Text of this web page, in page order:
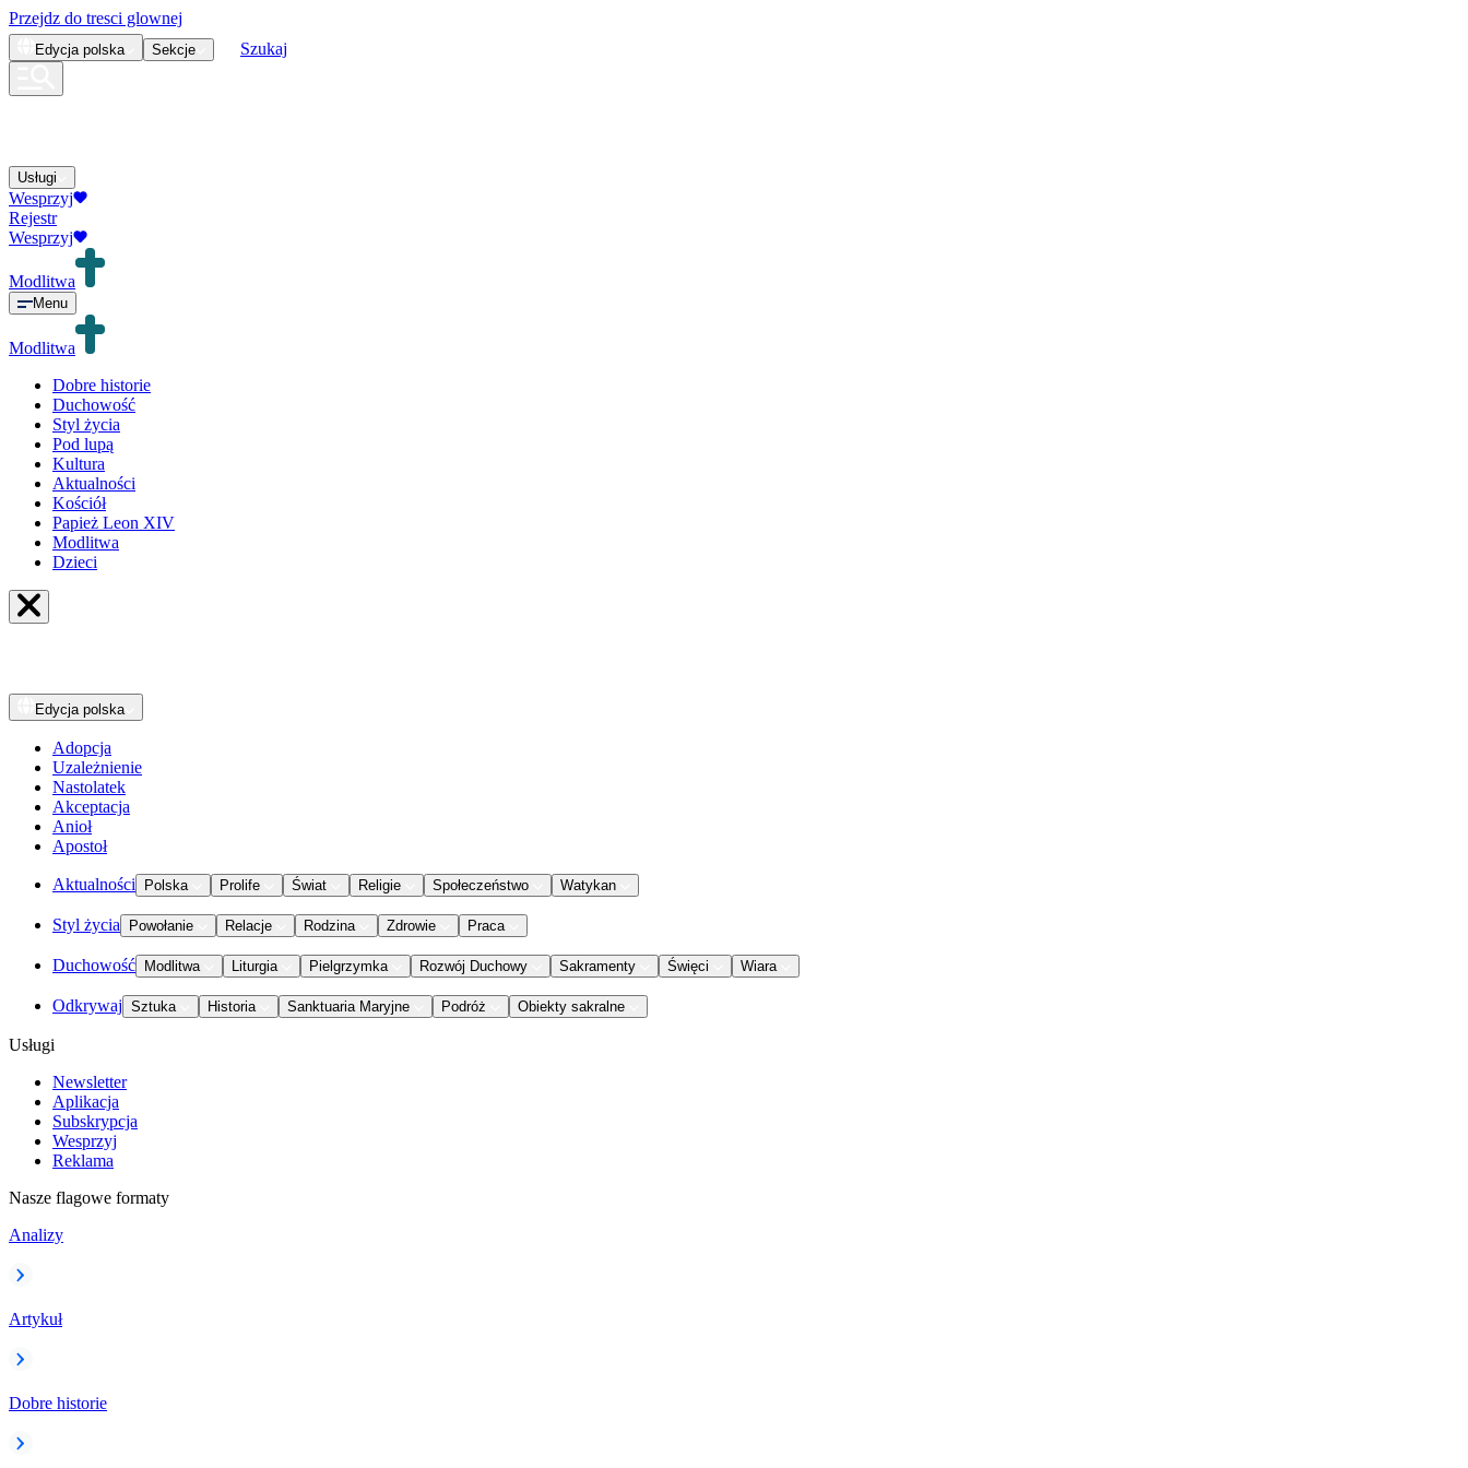
Przejdz do tresci glownej
Edycja polska Sekcje Szukaj
Usługi
Wesprzyj
Rejestr
Wesprzyj
Modlitwa
Menu
Modlitwa
Dobre historie
Duchowość
Styl życia
Pod lupą
Kultura
Aktualności
Kościół
Papież Leon XIV
Modlitwa
Dzieci
Edycja polska
Adopcja
Uzależnienie
Nastolatek
Akceptacja
Anioł
Apostoł
Aktualności Polska Prolife Świat Religie Społeczeństwo Watykan
Styl życia Powołanie Relacje Rodzina Zdrowie Praca
Duchowość Modlitwa Liturgia Pielgrzymka Rozwój Duchowy Sakramenty Święci Wiara
Odkrywaj Sztuka Historia Sanktuaria Maryjne Podróż Obiekty sakralne
Usługi
Newsletter
Aplikacja
Subskrypcja
Wesprzyj
Reklama
Nasze flagowe formaty
Analizy
Artykuł
Dobre historie